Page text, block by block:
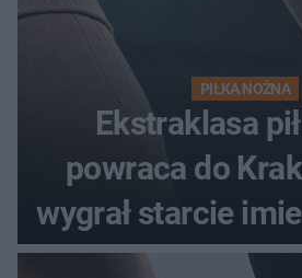
PIŁKA NOŻNA
Ekstraklasa
powraca do
wygrał starcie
pełnym